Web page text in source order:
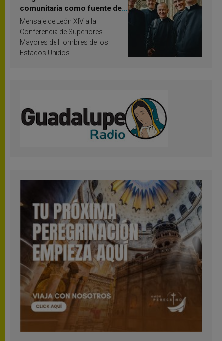
comunitaria como fuente de
inspiración y santificación
Mensaje de León XIV a la
Conferencia de Superiores
Mayores de Hombres de los
Estados Unidos